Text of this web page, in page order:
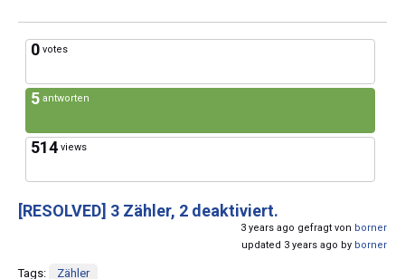
0 votes
5 antworten
514 views
[RESOLVED] 3 Zähler, 2 deaktiviert.
3 years ago gefragt von borner
updated 3 years ago by borner
Tags:
Zähler